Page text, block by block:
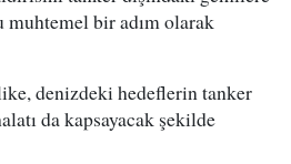
muhtemel bir adım olarak
denizdeki hedeflerin tanker
da kapsayacak şekilde